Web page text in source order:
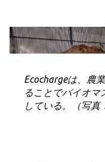
Ecochargeは、農
ることでバイオマ
している。（写真